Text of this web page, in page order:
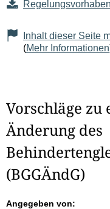
Inhalt dieser Seite
(Mehr Informationen
Vorschläge zu
Änderung des
(BGGÄndG)
Angegeben von: